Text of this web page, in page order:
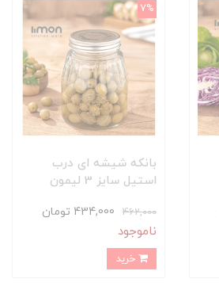
بانکه شیشه ای درب
استیل سایز 3 لیمون
462,000 434,000 تومان
7%
ناموجود